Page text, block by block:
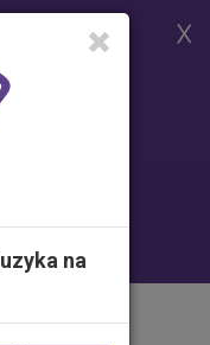
z
do
na